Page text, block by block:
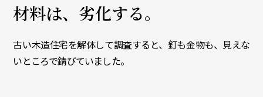
材料は、劣化する。
古い木造住宅を解体して調査すると、釘も金物も、見えな
いところで錆びていました。